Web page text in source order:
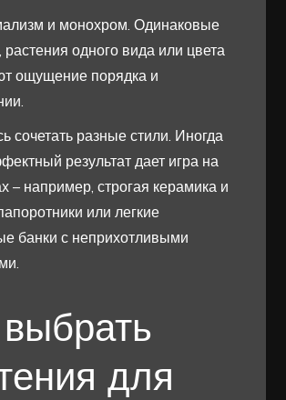
и монохром. Одинаковые
растения одного вида или цвета
ощущение порядка и
сочетать разные стили. Иногда
результат дает игра на
– например, строгая керамика и
или легкие
банки с неприхотливыми
для